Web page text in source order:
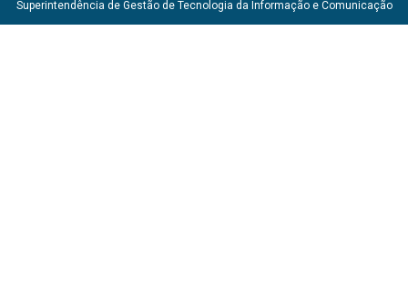
Superintendência de Gestão de Tecnologia da Informação e Comunicação